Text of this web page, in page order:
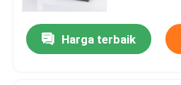
Harga terbaik